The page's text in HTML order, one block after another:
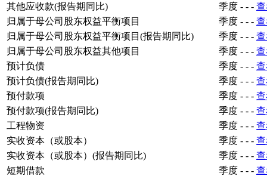
其他应收款(报告期同比)
季度 - - -
归属于母公司股东权益平衡项目
季度 - - -
归属于母公司股东权益平衡项目(报告期同比)
季度 - - -
归属于母公司股东权益其他项目
季度 - - -
预计负债
季度 - - -
预计负债(报告期同比)
季度 - - -
预付款项
季度 - - -
预付款项(报告期同比)
季度 - - -
工程物资
季度 - - -
实收资本（或股本）
季度 - - -
实收资本（或股本）(报告期同比)
季度 - - -
短期借款
季度 - - -